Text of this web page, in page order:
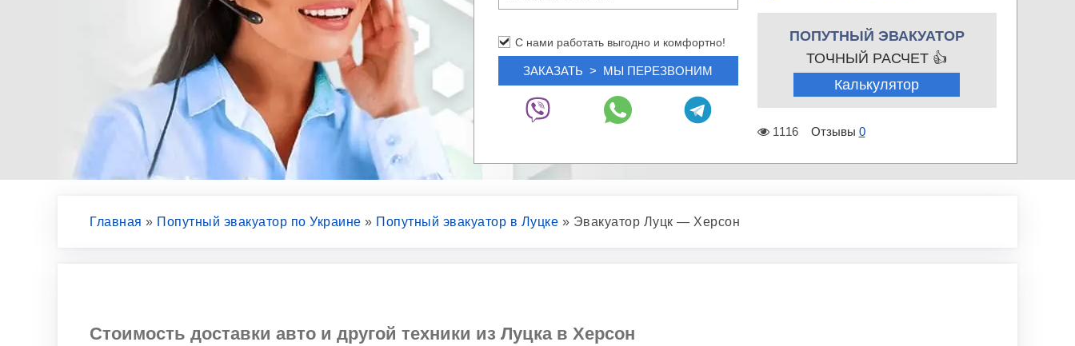
С нами работать выгодно и комфортно!
ПОПУТНЫЙ ЭВАКУАТОР
ТОЧНЫЙ РАСЧЕТ 👍
Калькулятор
1116 Отзывы 0
Главная » Попутный эвакуатор по Украине » Попутный эвакуатор в Луцке » Эвакуатор Луцк — Херсон
Стоимость доставки авто и другой техники из Луцка в Херсон